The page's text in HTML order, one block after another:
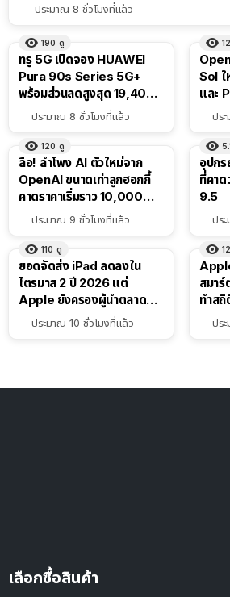
ประมาณ 8 ชั่วโมงที่แล้ว
190 ดู
ทรู 5G เปิดจอง HUAWEI
Pura 90s Series 5G+
พร้อมส่วนลดสูงสุด 19,400
บาทประมาณ 8 ชั่วโมงที่แล้ว
Sol ใ
และ
ปร
120 ดู
ลือ! ลำโพง AI ตัวใหม่จาก
OpenAI ขนาดเท่าลูกฮอกกี้
คาดราคาเริ่มราว 10,000
บาทประมาณ 9 ชั่วโมงที่แล้ว
อุปก
ที่คาด
9.5
ปร
110 ดู
ยอดจัดส่ง iPad ลดลงใน
ไตรมาส 2 ปี 2026 แต่
Apple ยังครองผู้นำตลาด
แท็บเล็ต
ประมาณ 10 ชั่วโมงที่แล้ว
สมาร์
ทำส
ปร
เลือกซื้อสินค้า